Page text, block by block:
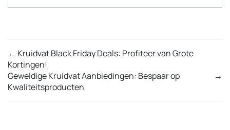
← Kruidvat Black Friday Deals: Profiteer van Grote
Kortingen!
→
Geweldige Kruidvat Aanbiedingen: Bespaar op
Kwaliteitsproducten